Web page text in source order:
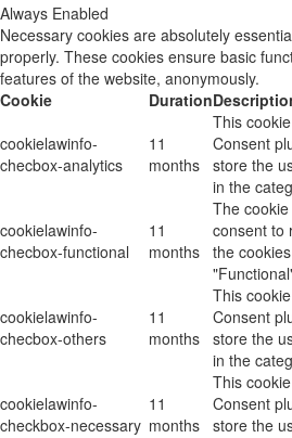
Always Enabled
Necessary cookies are absolutely
properly. These cookies ensure basic
features of the website, anonymously.
Cookie
Duration
cookielawinfo-
checbox-analytics
11
months
This
Consent
store the
in the
cookielawinfo-
checbox-functional
11
months
The
consent to
the
cookielawinfo-
checbox-others
11
months
This
Consent
store the
in the
cookielawinfo-
checkbox-necessary
11
months
This
Consent
store the